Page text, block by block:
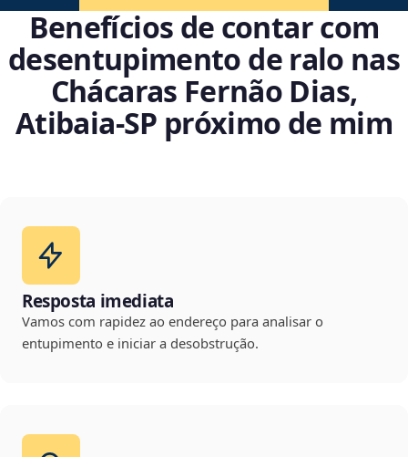
Benefícios de contar com
desentupimento de ralo nas
Chácaras Fernão Dias,
Atibaia‑SP próximo de mim
Resposta imediata
Vamos com rapidez ao endereço para analisar o
entupimento e iniciar a desobstrução.